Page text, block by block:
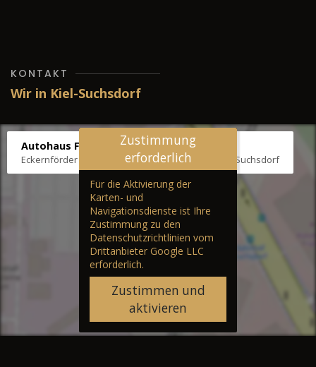
KONTAKT
Wir in Kiel-Suchsdorf
Autohaus Fräter
Eckernförder Str. /Klausbrooker Weg 1, 24107 Kiel-Suchsdorf
Zustimmung
erforderlich
Für die Aktivierung der
Karten- und
Navigationsdienste ist Ihre
Zustimmung zu den
Datenschutzrichtlinien vom
Drittanbieter Google LLC
erforderlich.
Zustimmen und
aktivieren